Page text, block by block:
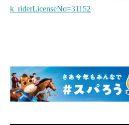
k_riderLicenseNo=31152